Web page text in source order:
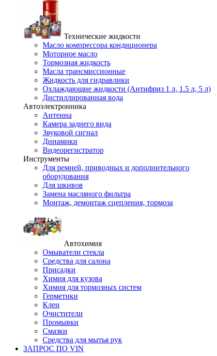
Технические жидкости
Масло компрессора кондиционера
Моторное масло
Тормозная жидкость
Масла трансмиссионные
Жидкость для гидравлики
Охлаждающие жидкости (Антифриз 1 л, 1.5 л, 5 л)
Дистиллированная вода
Автоэлектронника
Антенна
Камера заднего вида
Звуковой сигнал
Динамики
Видеорегистратор
Инструменты
Для ремней, приводных и дополнительного
оборудования
Для шкивов
Замена масляного фильтра
Монтаж, демонтаж сцепления, тормоза
Автохимия
Омыватели стекла
Средства для салона
Присадки
Химия для кузова
Химия для тормозных систем
Герметики
Клеи
Очистители
Промывки
Смазки
Средства для мытья рук
ЗАПРОС ПО VIN